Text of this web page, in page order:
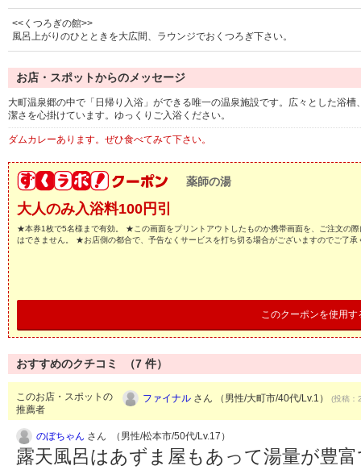
<<くつろぎの館>>
風呂上がりのひとときを大広間、ラウンジでおくつろぎ下さい。
お店・スポットからのメッセージ
大町温泉郷の中で「日帰り入浴」ができる唯一の温泉施設です。広々とした浴
潔さを心掛けています。ゆっくりご入浴ください。
ダムカレーあります。ぜひ食べてみて下さい。
薬師の湯
大人のみ入浴料100円引
★本券1枚で5名様まで有効。 ★この画面をプリントアウトしたものか携帯画面を、ご注文の
はできません。 ★お店側の都合で、予告なくサービスを打ち切る場合がございますのでご了承
このクーポンを使用す
おすすめのクチコミ （7 件）
このお店・スポットの
推薦者
ファイナル さん （男性/大町市/40代/Lv.1） (投稿
のぼちゃん さん （男性/松本市/50代/Lv.17）
露天風呂はあずま屋もあって湯量が豊